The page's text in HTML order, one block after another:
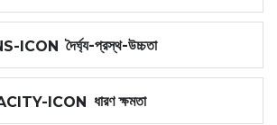
দৈর্ঘ্য-প্রস্থ-উচ্চতা
ধারণ ক্ষমতা